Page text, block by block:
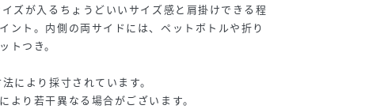
ズが入るちょうどいいサイズ感と肩掛けできる程
ント。内側の両サイドには、ペットボトルや折り
トつき。
により採寸されています。
り若干異なる場合がございます。